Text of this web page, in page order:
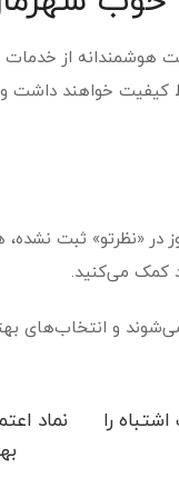
هوشمندانه از
کیفیت خواهند داشت
ثبت نشده،
کمک می‌کنید.
و انتخاب‌های
نماد
را